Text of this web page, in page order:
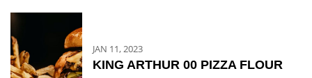
JAN 11, 2023
KING ARTHUR 00 PIZZA FLOUR